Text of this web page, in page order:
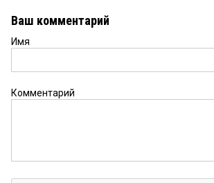
Ваш комментарий
Имя
Комментарий